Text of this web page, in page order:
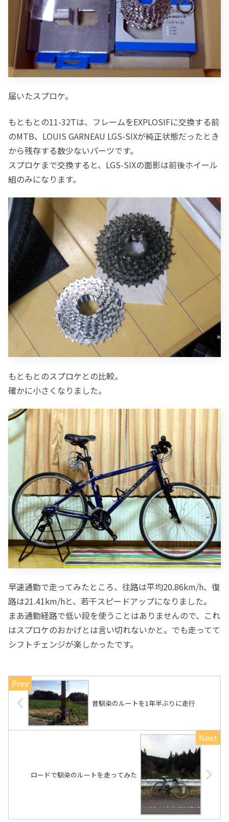
届いたスプロケ。
もともとの11-32Tは、フレームをEXPLOSIFに交換する前
のMTB、LOUIS GARNEAU LGS-SIXが純正状態だったとき
から残存する数少ないパーツです。
スプロケまで交換すると、LGS-SIXの面影は前後ホイール
組のみになります。
もともとのスプロケとの比較。
確かに小さくなりました。
早速通勤で走ってみたところ、往路は平均20.86km/h、復
路は21.41km/hと、若干スピードアップになりました。
まあ通勤経路で低い段を使うことはありませんので、これ
はスプロケのおかげとは言い切れないかと。でも走ってて
シフトチェンジが楽しかったです。
昔馴染のルートを1年半ぶりに走行
ロードで馴染のルートを走ってみた